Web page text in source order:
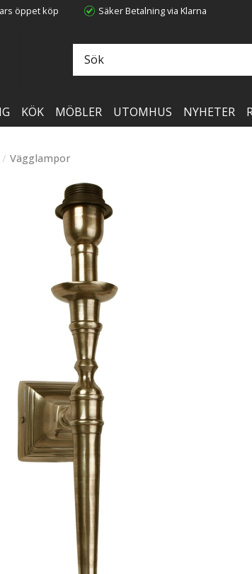
öppet köp Säker Betalning via Klarna
KÖK MÖBLER UTOMHUS NYHETER
Vägglampor